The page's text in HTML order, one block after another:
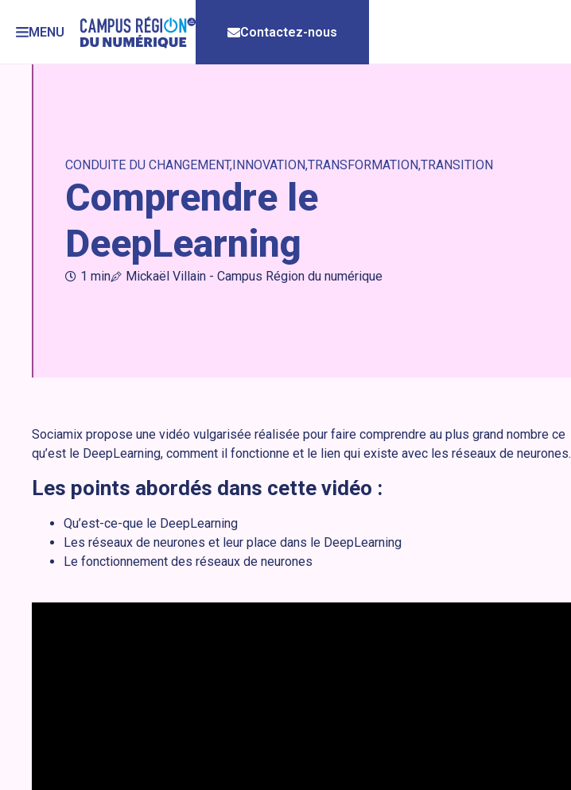
MENU Contactez-nous
CONDUITE DU CHANGEMENT INNOVATIONTRANSFORMATIONTRANSITION
Comprendre le
DeepLearning
1 min Mickaël Villain - Campus Région du numérique
Sociamix propose une vidéo vulgarisée réalisée pour faire comprendre au plus grand nombre ce
qu’est le DeepLearning, comment il fonctionne et le lien qui existe avec les réseaux de neurones.
Les points abordés dans cette vidéo :
Qu’est-ce-que le DeepLearning
Les réseaux de neurones et leur place dans le DeepLearning
Le fonctionnement des réseaux de neurones